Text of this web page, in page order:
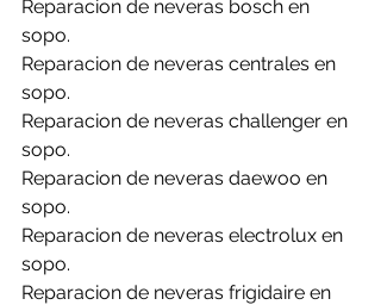
Reparacion de neveras bosch en
sopo.
Reparacion de neveras centrales en
sopo.
Reparacion de neveras challenger en
sopo.
Reparacion de neveras daewoo en
sopo.
Reparacion de neveras electrolux en
sopo.
Reparacion de neveras frigidaire en